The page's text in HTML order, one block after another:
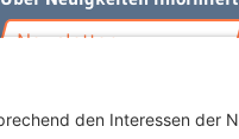
Newsletter